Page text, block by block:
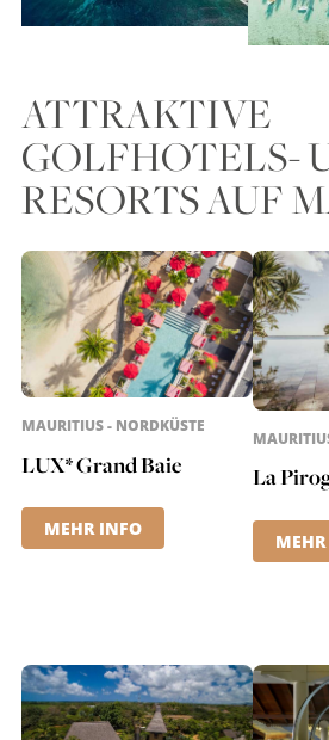
ATTRAKTIVE
GOLFHOTELS-
RESORTS AUF
MAURITIUS - NORDKÜSTE
LUX* Grand Baie
MEHR INFO
La